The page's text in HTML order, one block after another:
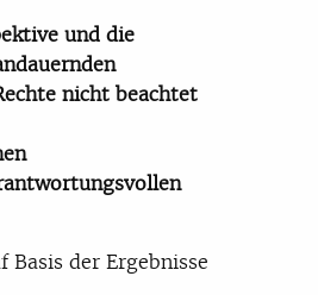
und die
nicht beachtet
Basis der Ergebnisse